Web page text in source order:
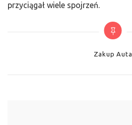
przyciągał wiele spojrzeń.
Categories
Zakup Auta